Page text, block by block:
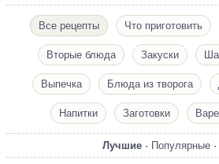
Все рецепты Что приготовить
Вторые блюда Закуски
Выпечка Блюда из творога
Напитки Заготовки
Лучшие · Популярные ·